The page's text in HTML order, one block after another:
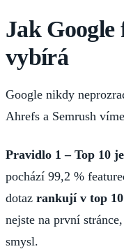
Jak Google
vybírá
Google nikdy
Ahrefs a Semrush
Pravidlo 1 – Top 10
pochází 99,2 %
dotaz rankují v top
nejste na první
smysl.